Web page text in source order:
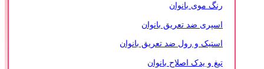
رنگ موی بانوان
اسپری ضد تعریق بانوان
استیک و رول ضد تعریق بانوان
تیغ و یدک اصلاح بانوان